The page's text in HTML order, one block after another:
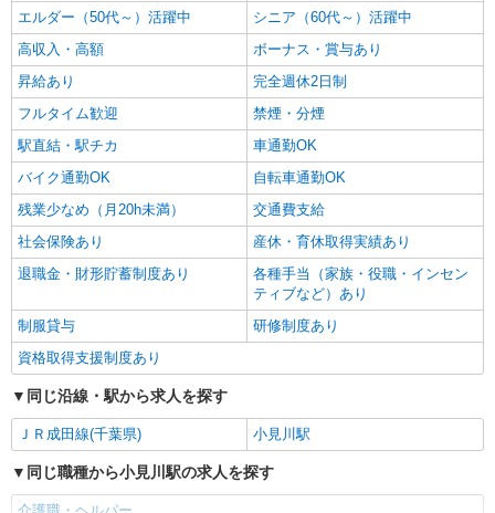
【即】小さなデイサービスの補助STAFF！普
通運転免許あれば優遇
［時給1600〜2250円＋別途交通費全支給（ガ
ソリン代含む）］日払い・週払いOK
神栖市大野原中央 など
キープ 詳細を見る
エルダー（50代～）活躍中
シニア（60代～）活躍中
高収入・高額
ボーナス・賞与あり
昇給あり
完全週休2日制
フルタイム歓迎
禁煙・分煙
駅直結・駅チカ
車通勤OK
バイク通勤OK
自転車通勤OK
残業少なめ（月20h未満）
交通費支給
社会保険あり
産休・育休取得実績あり
退職金・財形貯蓄制度あり
各種手当（家族・役職・インセン
ティブなど）あり
制服貸与
研修制度あり
資格取得支援制度あり
同じ沿線・駅から求人を探す
ＪＲ成田線(千葉県) 小見川駅
同じ職種から小見川駅の求人を探す